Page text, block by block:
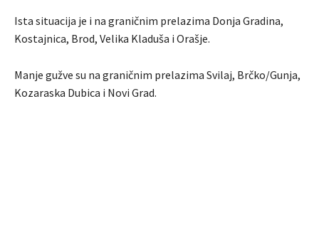
Ista situacija je i na graničnim prelazima Donja Gradina,
Kostajnica, Brod, Velika Kladuša i Orašje.
Manje gužve su na graničnim prelazima Svilaj, Brčko/Gunja,
Kozaraska Dubica i Novi Grad.